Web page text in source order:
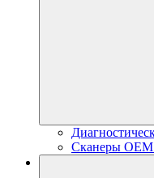
Сканеры OEM